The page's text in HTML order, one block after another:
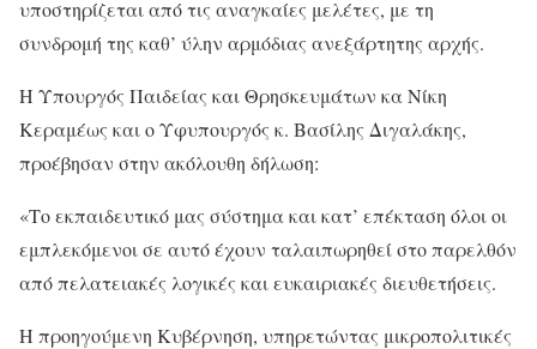
υποστηρίζεται από τις αναγκαίες μελέτες, με τη
συνδρομή της καθ’ ύλην αρμόδιας ανεξάρτητης αρχής.
Η Υπουργός Παιδείας και Θρησκευμάτων κα Νίκη
Κεραμέως και ο Υφυπουργός κ. Βασίλης Διγαλάκης,
προέβησαν στην ακόλουθη δήλωση:
«Το εκπαιδευτικό μας σύστημα και κατ’ επέκταση όλοι οι
εμπλεκόμενοι σε αυτό έχουν ταλαιπωρηθεί στο παρελθόν
από πελατειακές λογικές και ευκαιριακές διευθετήσεις.
Η προηγούμενη Κυβέρνηση, υπηρετώντας μικροπολιτικές